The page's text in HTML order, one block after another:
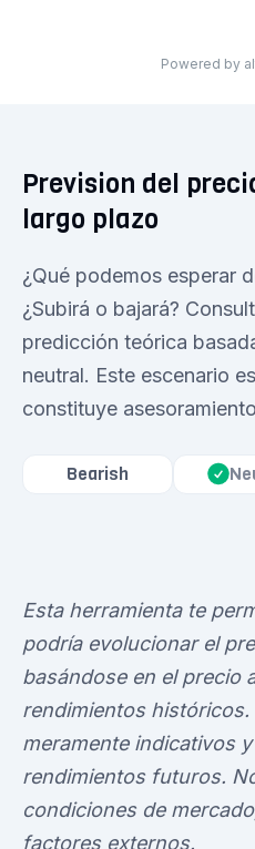
Powered by
Prevision del
largo plazo
¿Qué podemos esperar
¿Subirá o bajará?
predicción teórica
neutral. Este escenario
constituye
Bearish
Esta herramienta te
podría evolucionar el
basándose en el precio
rendimientos
meramente indicativos
rendimientos futuros.
condiciones de
factores externos.